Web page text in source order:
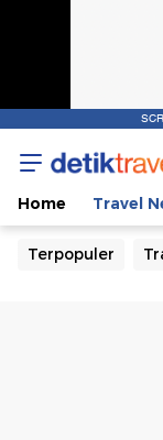
Home Travel
Terpopuler